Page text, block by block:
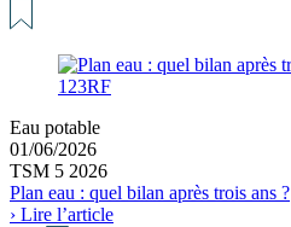
123RF
Eau potable
01/06/2026
TSM 5 2026
Plan eau : quel bilan après trois ans ?
› Lire l’article